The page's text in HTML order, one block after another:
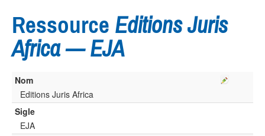
Recherche
avancée
EN
ES
Ressource Editions Juris
Africa — EJA
Nom
Editions Juris Africa
Sigle
EJA